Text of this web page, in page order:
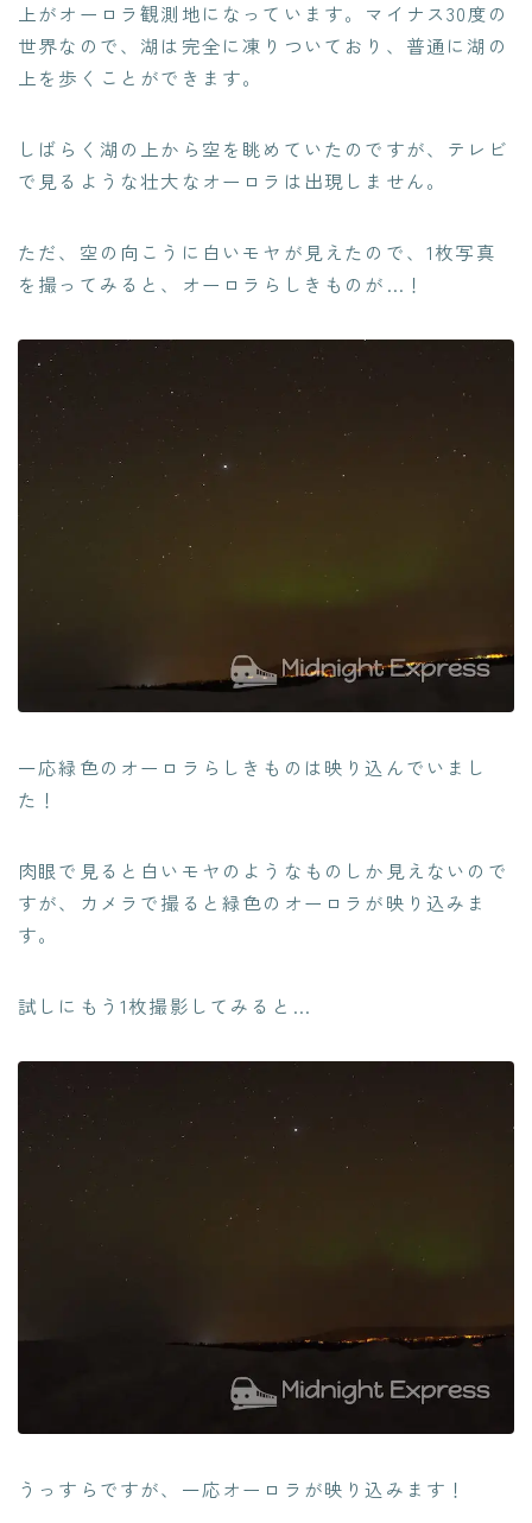
上がオーロラ観測地になっています。マイナス30度の
世界なので、湖は完全に凍りついており、普通に湖の
上を歩くことができます。
しばらく湖の上から空を眺めていたのですが、テレビ
で見るような壮大なオーロラは出現しません。
ただ、空の向こうに白いモヤが見えたので、1枚写真
を撮ってみると、オーロラらしきものが…！
一応緑色のオーロラらしきものは映り込んでいまし
た！
肉眼で見ると白いモヤのようなものしか見えないので
すが、カメラで撮ると緑色のオーロラが映り込みま
す。
試しにもう1枚撮影してみると…
うっすらですが、一応オーロラが映り込みます！